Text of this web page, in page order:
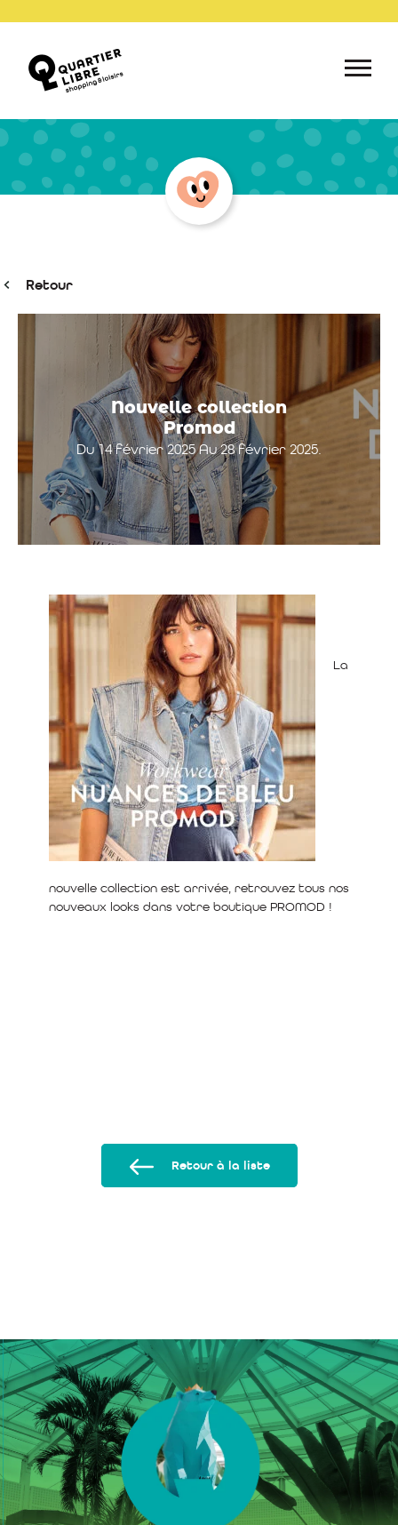
Retour
Nouvelle collection
Promod
Du 14 février 2025 Au 28 février 2025.
La
nouvelle collection est arrivée, retrouvez tous nos
nouveaux looks dans votre boutique PROMOD !
Retour à la liste